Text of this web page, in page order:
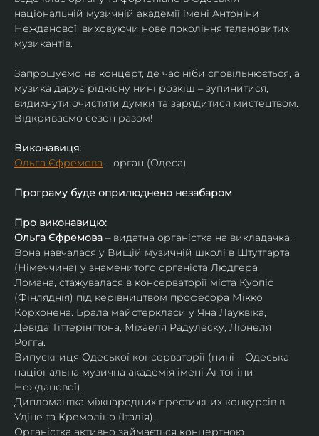
національній музичній академії імені Антоніни
Нежданової, виховуючи нове покоління талановитих
музикантів.
Запрошуємо на концерт, де час ніби сповільнюється, а
музика дарує рідкісну нині розкіш – зупинитися,
видихнути очистити думки та зарядитися мистецтвом.
Відкриваємо сезон разом!
Виконавиця:
Ольга Єфремова – орган (Одеса)
Програму буде оприлюднено незабаром
Про виконавицю:
Ольга Єфремова – видатна органістка на викладачка.
Вона навчалася у Вищій музичній школі в Штутгарта
(Німеччина) у знаменитого органіста Людгера
Ломана, стажувалася в консерваторії міста Куопіо
(Фінляднія) під керівництвом професора Мікко
Корхонена. Брала майстеркласи у Яна Лауквіка,
Девіда Тіттерінгтона, Міхаеля Радулеску, Ліонеля
Рогга.
Випускниця Одеської консерваторії (нині – Одеська
національна музична академія імені Антоніни
Нежданової).
Дипломантка міжнародних престижних конкурсів в
Удіне та Кремоліно (Італія).
Органістка активно займається концертною